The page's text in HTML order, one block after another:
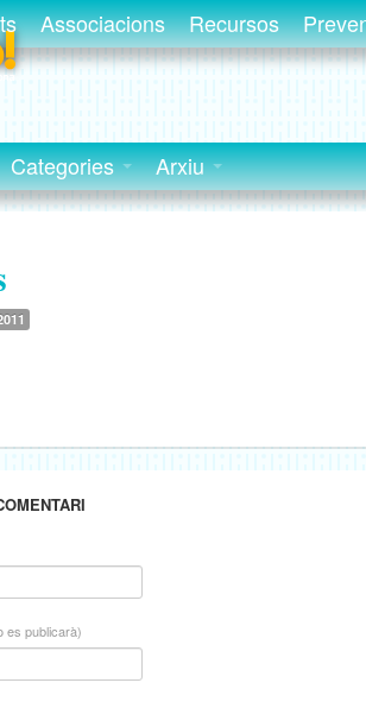
Associacions Recursos
Categories Arxiu
es publicarà)